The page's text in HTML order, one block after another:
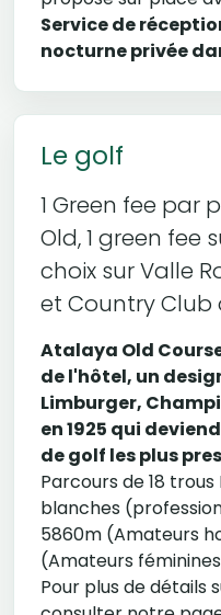
Service de
nocturne privée
Le golf
1 Green fee par
Old, 1 green fee
choix sur Valle
et Country Club
Atalaya Old
de l'hôtel, un
Limburger,
en 1925 qui
de golf les plus
Parcours de 18 trous
blanches
5860m (Amateurs
(Amateurs
Pour plus de détails